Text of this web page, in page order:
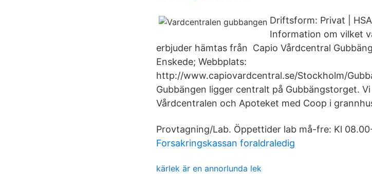
Driftsform: Privat |
Information om vilket
erbjuder hämtas från Capio Vårdcentral
Enskede; Webbplats:
http://www.capiovardcentral.se/Stockholm/
Gubbängen ligger centralt på Gubbängstorget.
Vårdcentralen och Apoteket med Coop i
Provtagning/Lab. Öppettider lab må-fre: Kl
Forsakringskassan foraldraledig
kärlek är en annorlunda lek